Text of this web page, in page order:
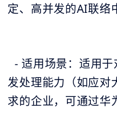
定、高并发的AI联络
- 适用场景：适用
发处理能力（如应对
求的企业，可通过华